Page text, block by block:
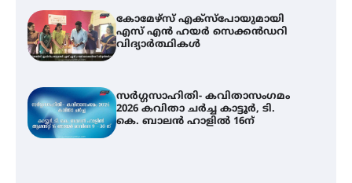
കോമേഴ്സ് എക്സ്പോയുമായി
എസ് എൻ ഹയർ സെക്കൻഡറി
വിദ്യാർത്ഥികൾ
സർഗ്ഗസാഹിതി- കവിതാസംഗമം
2026 കവിതാ ചർച്ച കാട്ടൂർ, ടി.
കെ. ബാലൻ ഹാളിൽ 16ന്